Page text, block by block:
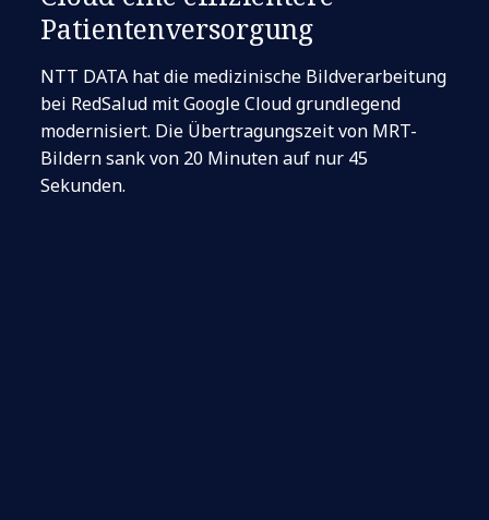
Patientenversorgung
NTT DATA hat die medizinische Bildverarbeitung
bei RedSalud mit Google Cloud grundlegend
modernisiert. Die Übertragungszeit von MRT-
Bildern sank von 20 Minuten auf nur 45
Sekunden.